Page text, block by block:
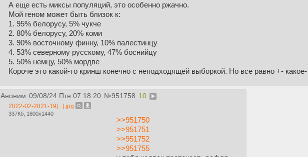
А еще есть миксы популяций, это особенно ржачно.
Мой геном может быть близок к:
1. 95% белорусу, 5% чукче
2. 80% белорусу, 20% коми
3. 90% восточному финну, 10% палестинцу
4. 53% северному русскому, 47% боснийцу
5. 50% немцу, 50% мордве
Короче это какой-то кринш конечно с неподходящей выборкой. Но все равно +-
Аноним 09/08/24 Птн 07:18:20 №951758 10
2022-02-2821-19[...].jpg
337Кб, 1800x1440
>>951750
>>951751
>>951752
>>951755